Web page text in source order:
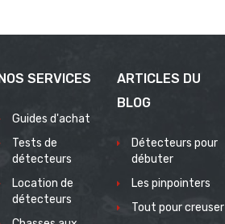
SERVICES
Guides d'achat
Tests de
détecteurs
Location de
détecteurs
ARTICLES DU
BLOG
Détecteurs pour
débuter
Les pinpointers
Tout pour creuser